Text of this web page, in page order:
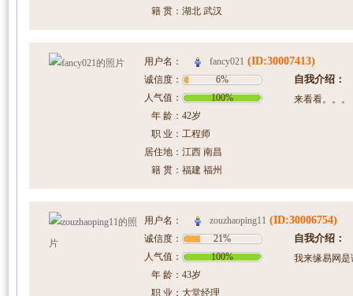
籍 贯： 湖北 武汉
用户名： fancy021 (ID:30007413)
诚信度：
6%
人气值：
100%
年 龄： 42岁
职 业： 工程师
居住地： 江西 南昌
籍 贯： 福建 福州
自我介绍：
来看看。。。
用户名： zouzhaoping11 (ID:30006754)
诚信度：
21%
人气值：
100%
年 龄： 43岁
职 业： 大堂经理
自我介绍：
我来缘易网